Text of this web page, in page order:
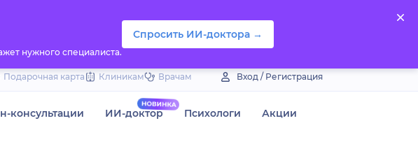
нужного специалиста.
Спросить ИИ-доктора →
Подарочная карта Клиникам Врачам Вход / Регистрация
консультации ИИ-доктор Психологи Акции